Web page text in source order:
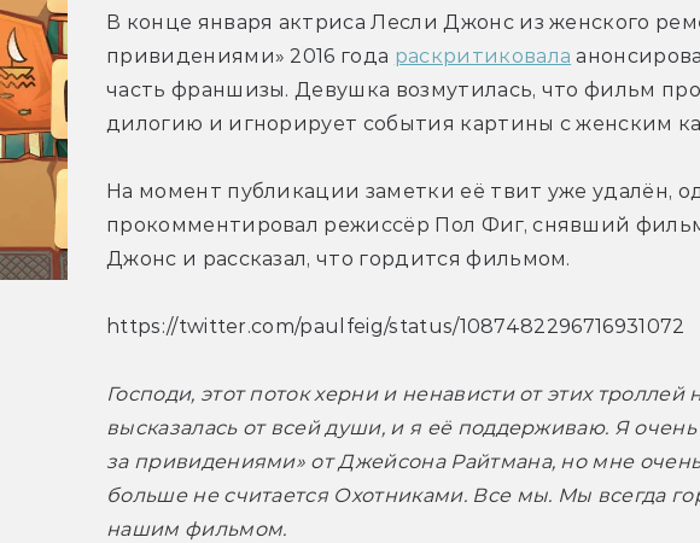
В конце января актриса Лесли Джонс из женского
привидениями» 2016 года раскритиковала
часть франшизы. Девушка возмутилась, что фильм
дилогию и игнорирует события картины с женским
На момент публикации заметки её твит уже удалён,
прокомментировал режиссёр Пол Фиг, снявший фильм
Джонс и рассказал, что гордится фильмом.
https://twitter.com/paulfeig/status/1087482296716931072
Господи, этот поток херни и ненависти от этих
высказалась от всей души, и я её поддерживаю. Я
за привидениями» от Джейсона Райтмана, но мне
больше не считается Охотниками. Все мы. Мы всегда
нашим фильмом.